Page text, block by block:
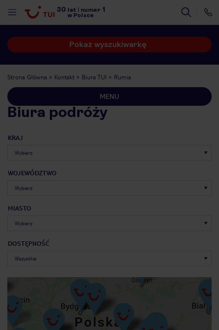
30 lat numer 1
w Polsce
Pokaż wyszukiwarkę
Strona Główna Kontakt Biura TUI Rumia
MENU
Biura podróży
KRAJ
WOJEWÓDZTWO
MIASTO
DOSTĘPNOŚĆ